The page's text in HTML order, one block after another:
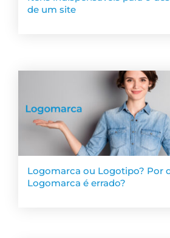
de um site
Logomarca ou Logotipo? Por
Logomarca é errado?